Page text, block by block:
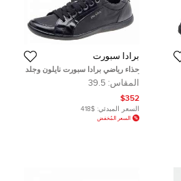
برادا سبورت
حذاء رياضي برادا سبورت نايلون وجلد
أسود عنق منخفض مقاس 39.5
المقاس: 39.5
$352
السعر المبدئي: $418
السعر المُخفض